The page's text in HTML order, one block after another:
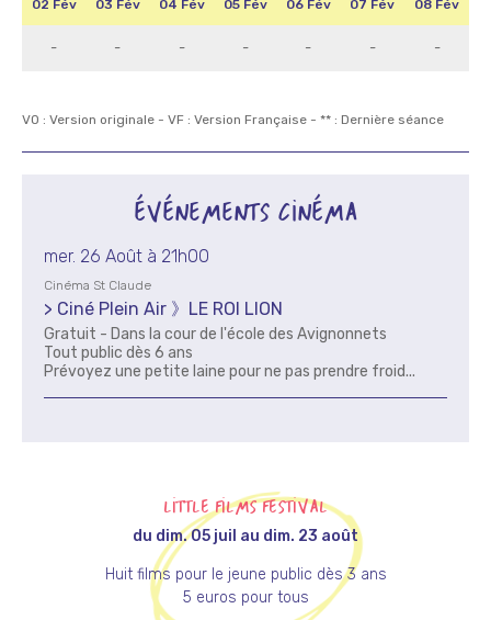
02 Fév 03 Fév 04 Fév 05 Fév 06 Fév 07 Fév 08 Fév
- - - - - - -
VO : Version originale - VF : Version Française - ** : Dernière séance
ÉVÉNEMENTS CINÉMA
mer. 26 Août à 21h00
Cinéma St Claude
> Ciné Plein Air 》LE ROI LION
Gratuit - Dans la cour de l'école des Avignonnets
Tout public dès 6 ans
Prévoyez une petite laine pour ne pas prendre froid...
LITTLE FILMS FESTIVAL
du dim. 05 juil au dim. 23 août
Huit films pour le jeune public dès 3 ans
5 euros pour tous